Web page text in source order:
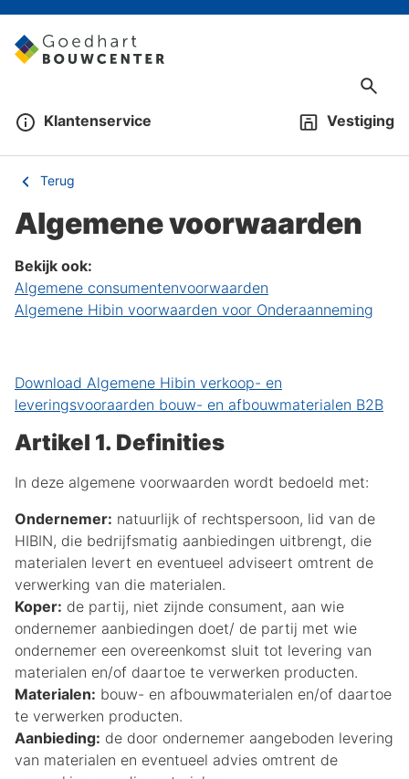
Klantenservice Vestiging
Terug
Algemene voorwaarden
Bekijk ook:
Algemene consumentenvoorwaarden
Algemene Hibin voorwaarden voor Onderaanneming
Download Algemene Hibin verkoop- en
leveringsvooraarden bouw- en afbouwmaterialen B2B
Artikel 1. Definities
In deze algemene voorwaarden wordt bedoeld met:
Ondernemer: natuurlijk of rechtspersoon, lid van de
HIBIN, die bedrijfsmatig aanbiedingen uitbrengt, die
materialen levert en eventueel adviseert omtrent de
verwerking van die materialen.
Koper: de partij, niet zijnde consument, aan wie
ondernemer aanbiedingen doet/ de partij met wie
ondernemer een overeenkomst sluit tot levering van
materialen en/of daartoe te verwerken producten.
Materialen: bouw- en afbouwmaterialen en/of daartoe
te verwerken producten.
Aanbieding: de door ondernemer aangeboden levering
van materialen en eventueel advies omtrent de